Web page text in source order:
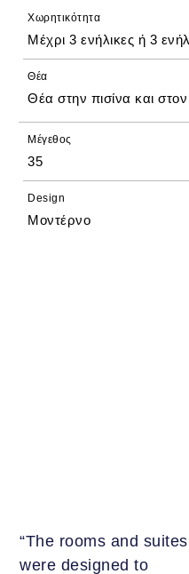
Χωρητικότητα
Μέχρι 3 ενήλικες ή 3
Θέα
Θέα στην πισίνα και
Μέγεθος
35
Design
Μοντέρνο
“The rooms and
were designed to